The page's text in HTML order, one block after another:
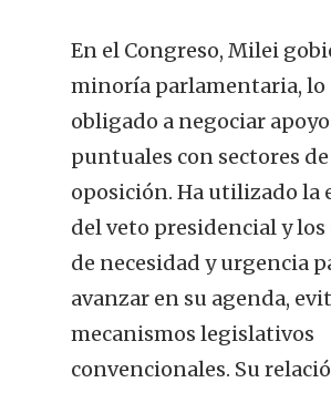
En el Congreso, Milei
minoría parlamentaria, lo
obligado a negociar
puntuales con sectores
oposición. Ha utilizado la
del veto presidencial y los
de necesidad y urgencia
avanzar en su agenda,
mecanismos legislativos
convencionales. Su